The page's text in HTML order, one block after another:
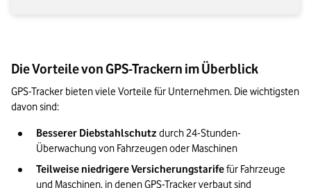
Die Vorteile von GPS-Trackern im Überblick
GPS-Tracker bieten viele Vorteile für Unternehmen. Die wichtigsten
davon sind:
Besserer Diebstahlschutz durch 24-Stunden-
Überwachung von Fahrzeugen oder Maschinen
Teilweise niedrigere Versicherungstarife für Fahrzeuge
und Maschinen, in denen GPS-Tracker verbaut sind